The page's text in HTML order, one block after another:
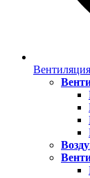
Вентиляция